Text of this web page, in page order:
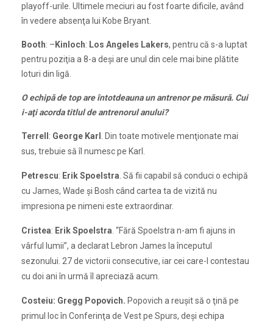
playoff-urile. Ultimele meciuri au fost foarte dificile, având
în vedere absenţa lui Kobe Bryant.
Booth: – Kinloch: Los Angeles Lakers, pentru că s-a luptat
pentru poziţia a 8-a deşi are unul din cele mai bine plătite
loturi din ligă.
O echipă de top are întotdeauna un antrenor pe măsură. Cui
i-aţi acorda titlul de antrenorul anului?
Terrell : George Karl
. Din toate motivele menţionate mai
sus, trebuie să îl numesc pe Karl.
Petrescu: Erik Spoelstra . Să fii capabil să conduci o echipă
cu James, Wade şi Bosh când cartea ta de vizită nu
impresiona pe nimeni este extraordinar.
Cristea: Erik Spoelstra . “Fără Spoelstra n-am fi ajuns in
vârful lumii”, a declarat Lebron James la începutul
sezonului. 27 de victorii consecutive, iar cei care-l contestau
cu doi ani în urmă îl apreciază acum.
Costeiu: Gregg Popovich. Popovich a reuşit să o ţină pe
primul loc în Conferinţa de Vest pe Spurs, deşi echipa